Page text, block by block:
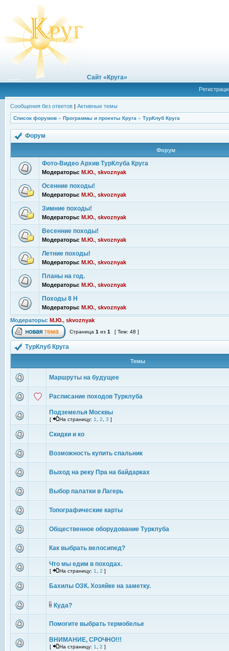
Сайт «Круга»
Сообщения без ответов | Активные темы
Список форумов » Программы и проекты Круга » ТурКлуб Круга
Форум
Форум
Фото-Видео Архив ТурКлуба Круга
Модераторы: М.Ю. skvoznyak
Осенние походы!
Модераторы: М.Ю. skvoznyak
Зимние походы!
Модераторы: М.Ю. skvoznyak
Весенние походы!
Модераторы: М.Ю. skvoznyak
Летние походы!
Модераторы: М.Ю. skvoznyak
Планы на год.
Модераторы: М.Ю. skvoznyak
Походы 8 Н
Модераторы: М.Ю. skvoznyak
Модераторы: М.Ю., skvoznyak
Страница 1 из 1 [ Тем: 48 ]
ТурКлуб Круга
Темы
Маршруты на будущее
Расписание походов Турклуба
Подземелья Москвы
[ На страницу: 1 2 3 ]
Скидки и ко
Возможность купить спальник
Выход на реку Пра на байдарках
Выбор палатки в Лагерь
Топографические карты
Общественное оборудование Турклуба
Как выбрать велосипед?
Что мы едим в походах.
[ На страницу: 1 2 ]
Бахилы ОЗК. Хозяйке на заметку.
Куда?
Помогите выбрать термобелье
ВНИМАНИЕ, СРОЧНО!!!
[ На страницу: 1 2 ]